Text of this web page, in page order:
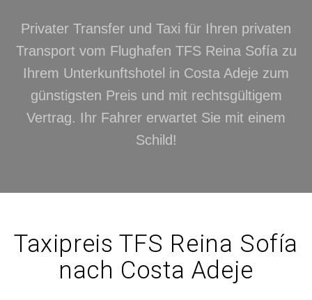
Privater Transfer und Taxi für Ihren privaten
Transport vom Flughafen TFS Reina Sofía zu
Ihrem Unterkunftshotel in Costa Adeje zum
günstigsten Preis und mit rechtsgültigem
Vertrag. Ihr Fahrer erwartet Sie mit einem
Schild!
Taxipreis TFS Reina Sofía
nach Costa Adeje